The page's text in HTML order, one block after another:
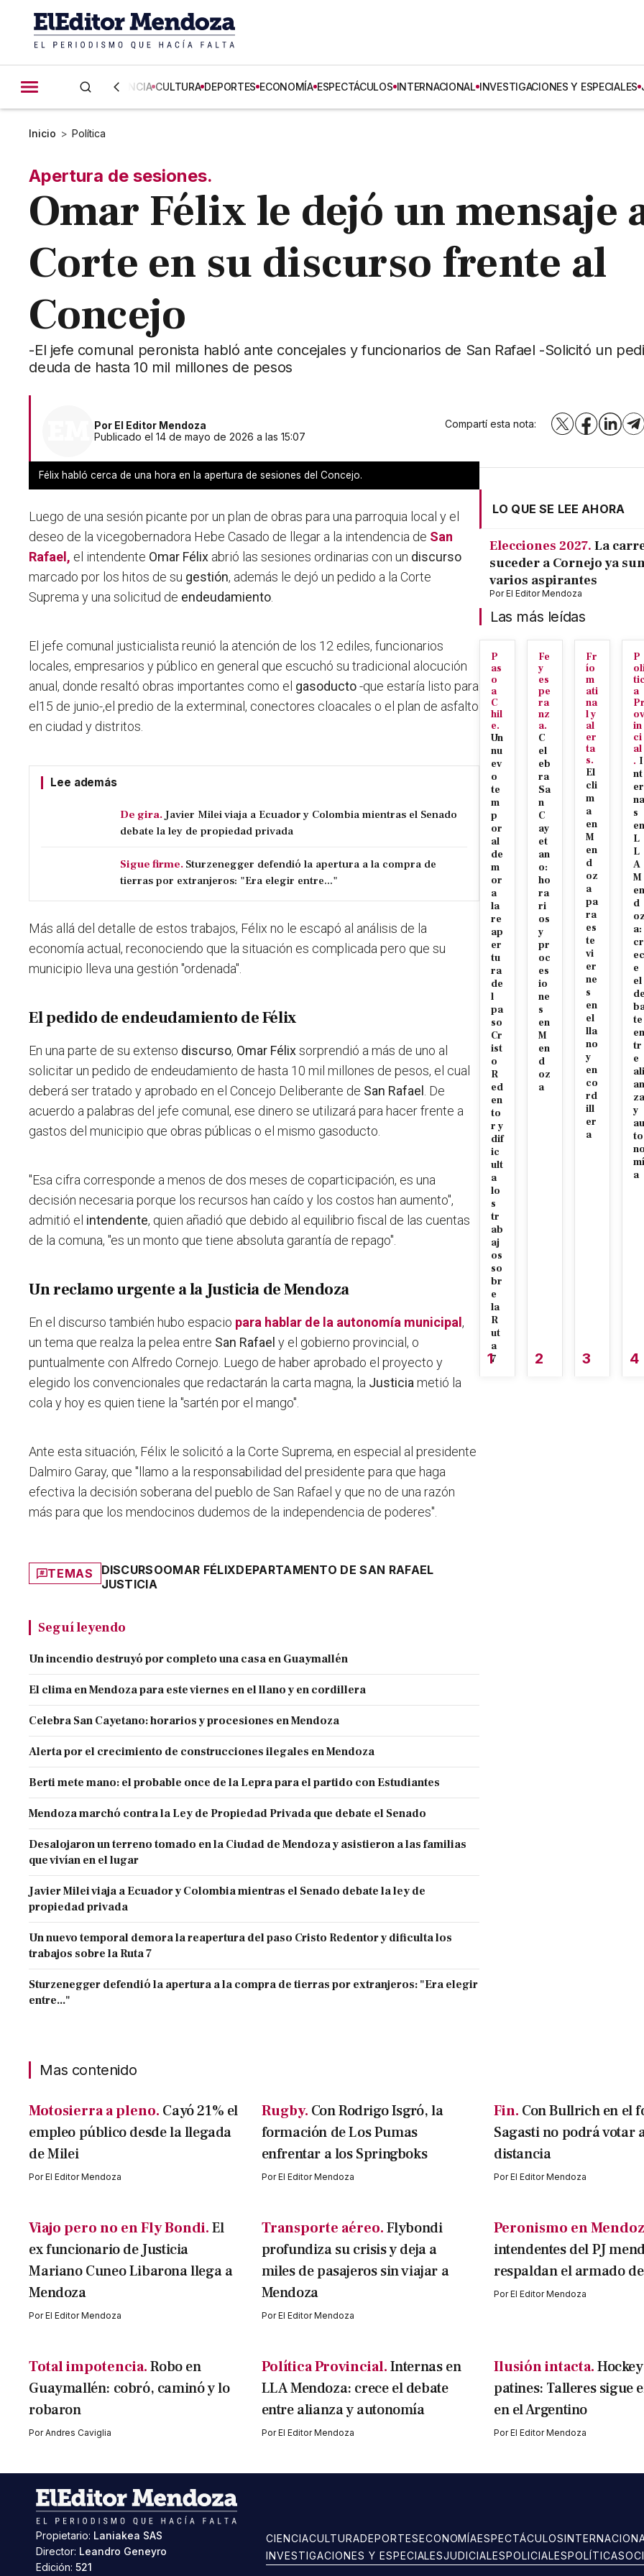
CIENCIA CULTURA DEPORTES ECONOMÍA ESPECTÁCULOS INTERNACIONAL INVESTIGACIONES Y ESPECIALES
Inicio > Política
Apertura de sesiones.
Omar Félix le dejó un mensaje
Corte en su discurso frente al
Concejo
-El jefe comunal peronista habló ante concejales y funcionarios de San Rafael -Solicitó un
deuda de hasta 10 mil millones de pesos
Por El Editor Mendoza
Publicado el 14 de mayo de 2026 a las 15:07
Compartí esta nota: X Facebook
Félix habló cerca de una hora en la apertura de sesiones del Concejo.
Luego de una sesión picante por un plan de obras para una parroquia local y el
deseo de la vicegobernadora Hebe Casado de llegar a la intendencia de San
Rafael, el intendente Omar Félix abrió las sesiones ordinarias con un discurso
marcado por los hitos de su gestión, además le dejó un pedido a la Corte
Suprema y una solicitud de endeudamiento
El jefe comunal justicialista reunió la atención de los 12 ediles, funcionarios
locales, empresarios y público en general que escuchó su tradicional alocución
anual, donde resaltó obras importantes como el gasoducto-que estaría listo para
el15 de junio-,el predio de la exterminal, conectores cloacales o el plan de asfalto
en ciudad y distritos.
Lee además
De gira.Javier Milei viaja a Ecuador y Colombia mientras el Senado
debate la ley de propiedad privada
Sigue firme. Sturzenegger defendió la apertura a la compra de
tierras por extranjeros: "Era elegir entre..."
Más allá del detalle de estos trabajos, Félix no le escapó al análisis de la
economía actual,reconociendo que la situación es complicada pero que su
municipio lleva una gestión "ordenada".
El pedido de endeudamiento de Félix
En una parte de su extenso discurso, Omar Félixsorprendió a más de uno al
solicitar un pedido de endeudamiento de hasta 10 mil millones de pesos, el cual
deberá ser tratado y aprobado en el Concejo Deliberante de San Rafael
. De
acuerdo a palabras del jefe comunal, ese dinero se utilizará para hacer frente a
gastos del municipio que obras públicas o el mismo gasoducto.
"Esa cifra corresponde a menos de dos meses de coparticipación, es una
decisión necesaria porque los recursos han caído y los costos han aumento",
admitió el intendente, quien añadió que debido al equilibrio fiscal de las cuentas
de la comuna, "es un monto que tiene absoluta garantía de repago".
Un reclamo urgente a la Justicia de Mendoza
En el discurso también hubo espacio para hablar de la autonomía municipal,
un tema que realza la pelea entre San Rafael y el gobierno provincial, o
puntualmente con Alfredo Cornejo. Luego de haber aprobado el proyecto y
elegido los convencionales que redactarán la carta magna, la Justiciametió la
cola y hoy es quien tiene la "sartén por el mango".
Ante esta situación, Félix le solicitó a la Corte Suprema, en especial al presidente
Dalmiro Garay, que "llamo a la responsabilidad del presidente para que haga
efectiva la decisión soberana del pueblo de San Rafael y que no de una razón
más para que los mendocinos dudemos de la independencia de poderes".
TEMAS DISCURSOOMAR FÉLIXDEPARTAMENTO DE SAN RAFAEL
JUSTICIA
Seguí leyendo
Un incendio destruyó por completo una casa en Guaymallén
El clima en Mendoza para este viernes en el llano y en cordillera
Celebra San Cayetano: horarios y procesiones en Mendoza
Alerta por el crecimiento de construcciones ilegales en Mendoza
Berti mete mano: el probable once de la Lepra para el partido con Estudiantes
Mendoza marchó contra la Ley de Propiedad Privada que debate el Senado
Desalojaron un terreno tomado en la Ciudad de Mendoza y asistieron a las familias
que vivían en el lugar
Javier Milei viaja a Ecuador y Colombia mientras el Senado debate la ley de
propiedad privada
Un nuevo temporal demora la reapertura del paso Cristo Redentor y dificulta los
trabajos sobre la Ruta 7
Sturzenegger defendió la apertura a la compra de tierras por extranjeros: "Era elegir
entre..."
LO QUE SE LEE AHORA
Elecciones 2027. La
suceder a Cornejo ya
varios aspirantes
PorEl Editor Mendoza
Las más leídas
P
as
o
a
C
hil
e.
Un
nu
ev
o
te
m
p
or
al
de
m
or
a
la
re
ap
er
tu
ra
de
l
pa
so
Cr
ist
o
R
ed
en
to
r y
dif
ic
ult
a
lo
s
tr
ab
aj
os
so
br
e
la
R
ut
a
7
1
Fe
y
es
pe
ra
nz
a.
C
el
eb
ra
Sa
n
C
ay
et
an
o:
ho
ra
ri
os
y
pr
oc
es
io
ne
s
en
M
en
d
oz
a
2
Fr
ío
m
ati
na
l y
al
er
ta
s.
El
cli
m
a
en
M
en
d
oz
a
pa
ra
es
te
vi
er
ne
s
en
el
lla
no
y
en
co
rd
ill
er
a
3
P
a
ov
in
ci
al
. I
nt
er
na
s
en
L
L
A
M
en
d
a:
cr
ec
e
el
te
en
tr
e
ali
an
za
y
au
to
mí
a
4
Mas contenido
Motosierra a pleno. Cayó 21% el
empleo público desde la llegada
de Milei
PorEl Editor Mendoza
Rugby. Con Rodrigo Isgró, la
formación de Los Pumas
enfrentar a los Springboks
PorEl Editor Mendoza
Fin. Con Bullrich en el
Sagasti no podrá votar
distancia
PorEl Editor Mendoza
Viajo pero no en Fly Bondi. El
ex funcionario de Justicia
Mariano Cuneo Libarona llega a
Mendoza
PorEl Editor Mendoza
Transporte aéreo.Flybondi
profundiza su crisis y deja a
miles de pasajeros sin viajar a
Mendoza
PorEl Editor Mendoza
Peronismo en
intendentes del PJ
respaldan el armado
PorEl Editor Mendoza
Total impotencia. Robo en
Guaymallén: cobró, caminó y lo
robaron
PorAndres Caviglia
Política Provincial.Internas en
LLA Mendoza: crece el debate
entre alianza y autonomía
PorEl Editor Mendoza
Ilusión intacta.
patines: Talleres sigue
en el Argentino
PorEl Editor Mendoza
Propietario: Laniakea SAS
Director: Leandro Geneyro
Edición: 521
CIENCIACULTURADEPORTESECONOMÍAESPECTÁCULOS
INVESTIGACIONES Y ESPECIALESJUDICIALESPOLICIALESPOLÍTICA